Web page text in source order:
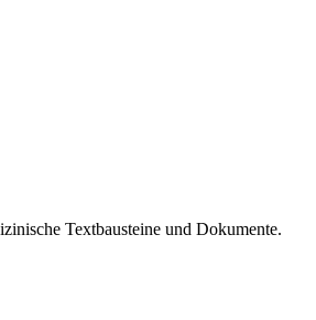
Textbausteine und Dokumente.